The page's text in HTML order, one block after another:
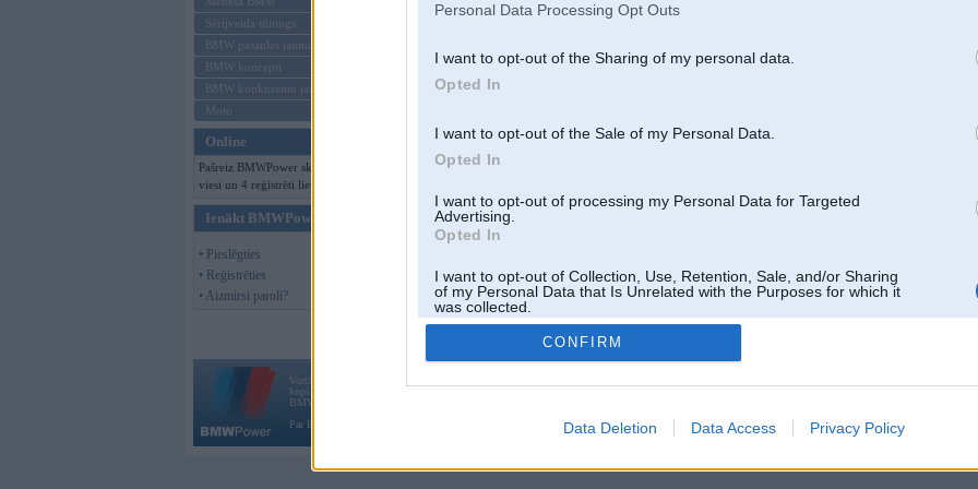
Personal Data Processing Opt Outs
I want to opt-out of the Sharing of my personal data.
Opted In
I want to opt-out of the Sale of my Personal Data.
Opted In
I want to opt-out of processing my Personal Data for Targeted
Advertising.
Opted In
I want to opt-out of Collection, Use, Retention, Sale, and/or Sharing
of my Personal Data that Is Unrelated with the Purposes for which it
was collected.
Opted Out
CONFIRM
Data Deletion Data Access Privacy Policy
Sērijveida tūnings
BMW pasaules jaunumi
BMW koncepti
BMW konkurentu jaunumi
Moto
Online
Pašreiz BMWPower skatās 164
viesi un 4 reģistrēti lietotāji.
Ienākt BMWPower
• Pieslēgties
• Reģistrēties
• Aizmirsi paroli?
Vortāls BMWPower.lv darbojas
kopš 2002. gada 14. maija. Tas nav auto klubs un nav saistīts ar
BMW AG.
Par BMWPower